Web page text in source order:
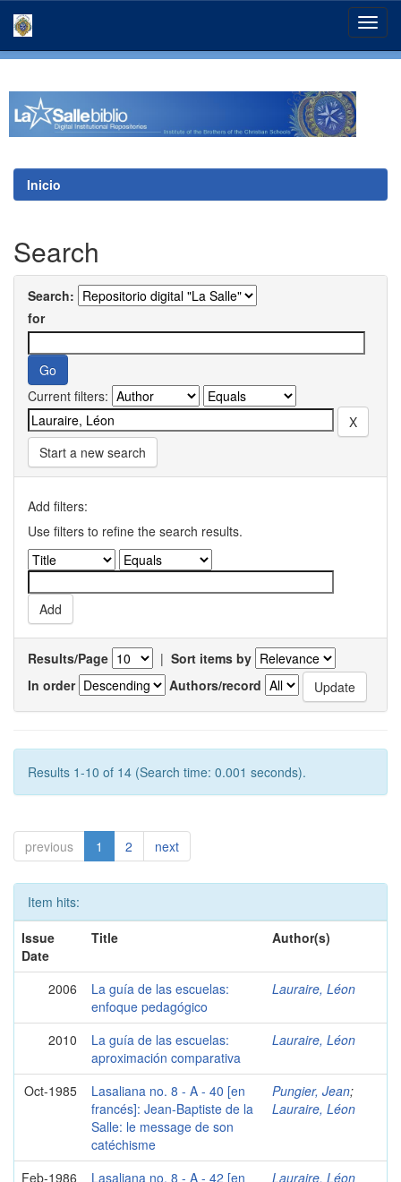
Inicio
Search
Search:
for
Current filters:
Start a new search
Add filters:
Use filters to refine the search results.
Results/Page | Sort items by
In order
Authors/record
Results 1-10 of 14 (Search time: 0.001 seconds).
previous 1 2 next
Item hits:
Issue
Date
Title Author(s)
2006
La guía de las escuelas:
enfoque pedagógico
Lauraire, Léon
2010
La guía de las escuelas:
aproximación comparativa
Lauraire, Léon
Oct-1985
Lasaliana no. 8 - A - 40 [en
francés]: Jean-Baptiste de la
Salle: le message de son
catéchisme
Pungier, Jean;
Lauraire, Léon
Feb-1986
Lasaliana no. 8 - A - 42 [en
Lauraire, Léon